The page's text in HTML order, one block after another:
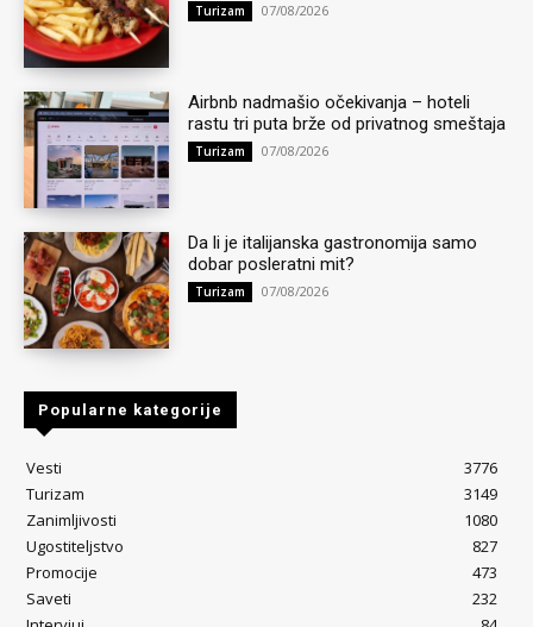
Turizam 07/08/2026
Airbnb nadmašio očekivanja – hoteli
rastu tri puta brže od privatnog smeštaja
Turizam 07/08/2026
Da li je italijanska gastronomija samo
dobar posleratni mit?
Turizam 07/08/2026
Popularne kategorije
Vesti
3776
Turizam
3149
Zanimljivosti
1080
Ugostiteljstvo
827
Promocije
473
Saveti
232